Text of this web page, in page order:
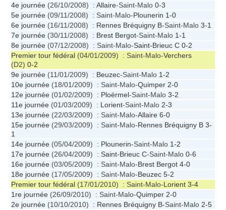
4e journée (26/10/2008) : Allaire-Saint-Malo 0-3
5e journée (09/11/2008) : Saint-Malo-Plounerin 1-0
6e journée (16/11/2008) : Rennes Bréquigny B-Saint-Malo 3-1
7e journée (30/11/2008) : Brest Bergot-Saint-Malo 1-1
8e journée (07/12/2008) : Saint-Malo-Saint-Brieuc C 0-2
Premier tour fédéral (04/01/2009) : Saint-Malo-Verchers
(D2) 0-2
9e journée (11/01/2009) : Beuzec-Saint-Malo 1-2
10e journée (18/01/2009) : Saint-Malo-Quimper 2-0
12e journée (01/02/2009) : Ploërmel-Saint-Malo 3-2
11e journée (01/03/2009) : Lorient-Saint-Malo 2-3
13e journée (22/03/2009) : Saint-Malo-Allaire 6-0
15e journée (29/03/2009) : Saint-Malo-Rennes Bréquigny B 3-
1
14e journée (05/04/2009) : Plounerin-Saint-Malo 1-2
17e journée (26/04/2009) : Saint-Brieuc C-Saint-Malo 0-6
16e journée (03/05/2009) : Saint-Malo-Brest Bergot 4-0
18e journée (17/05/2009) : Saint-Malo-Beuzec 5-2
Premier tour fédéral (17/01/2010) : Saint-Malo-Lorient 3-4
1re journée (26/09/2010) : Saint-Malo-Quimper 2-0
2e journée (10/10/2010) : Rennes Bréquigny B-Saint-Malo 2-5